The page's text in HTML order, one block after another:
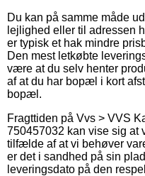
Du kan på samme måde
lejlighed eller til adressen
er typisk et hak mindre
Den mest letkøbte
være at du selv henter
af at du har bopæl i kort
bopæl.
Fragttiden på Vvs > VVS
750457032 kan vise sig
tilfælde af at vi behøver
er det i sandhed på sin
leveringsdato på den